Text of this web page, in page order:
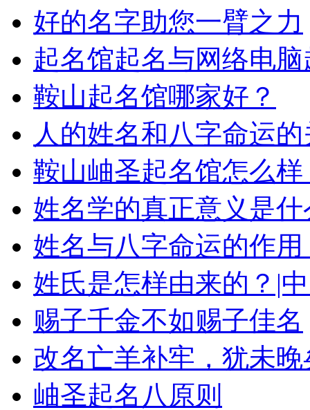
好的名字助您一臂之力
起名馆起名与网络电
鞍山起名馆哪家好？
人的姓名和八字命运
鞍山岫圣起名馆怎么样
姓名学的真正意义是
姓名与八字命运的作
姓氏是怎样由来的？|
赐子千金不如赐子佳名
改名亡羊补牢，犹未
岫圣起名八原则